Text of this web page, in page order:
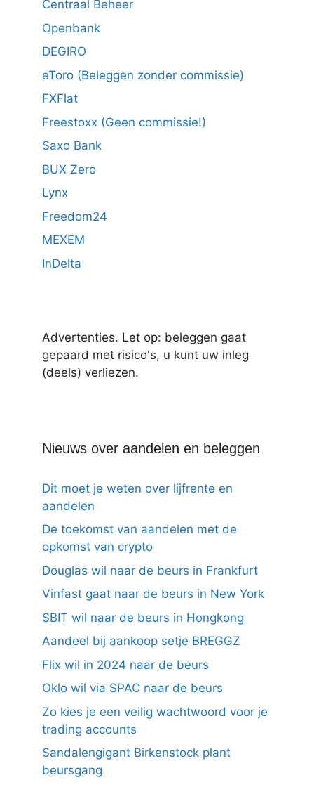
Centraal Beheer
Openbank
DEGIRO
eToro (Beleggen zonder commissie)
FXFlat
Freestoxx (Geen commissie!)
Saxo Bank
BUX Zero
Lynx
Freedom24
MEXEM
InDelta
Advertenties. Let op: beleggen gaat
gepaard met risico's, u kunt uw inleg
(deels) verliezen.
Nieuws over aandelen en beleggen
Dit moet je weten over lijfrente en
aandelen
De toekomst van aandelen met de
opkomst van crypto
Douglas wil naar de beurs in Frankfurt
Vinfast gaat naar de beurs in New York
SBIT wil naar de beurs in Hongkong
Aandeel bij aankoop setje BREGGZ
Flix wil in 2024 naar de beurs
Oklo wil via SPAC naar de beurs
Zo kies je een veilig wachtwoord voor je
trading accounts
Sandalengigant Birkenstock plant
beursgang